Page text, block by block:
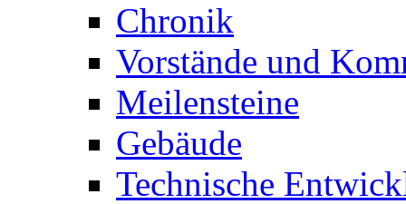
Chronik
Vorstände und
Meilensteine
Gebäude
Technische